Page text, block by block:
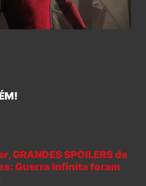
GRANDES SPOILERS de
Guerra Infinita foram